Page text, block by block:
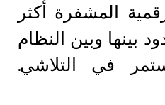
المشفرة أكثر
بينها وبين النظام
في التلاشي.